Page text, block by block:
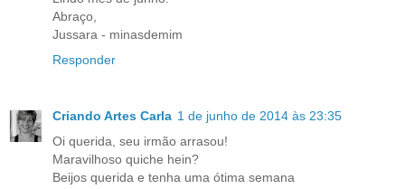
Abraço,
Jussara - minasdemim
Responder
Criando Artes Carla 1 de junho de 2014 às 23:35
Oi querida, seu irmão arrasou!
Maravilhoso quiche hein?
Beijos querida e tenha uma ótima semana